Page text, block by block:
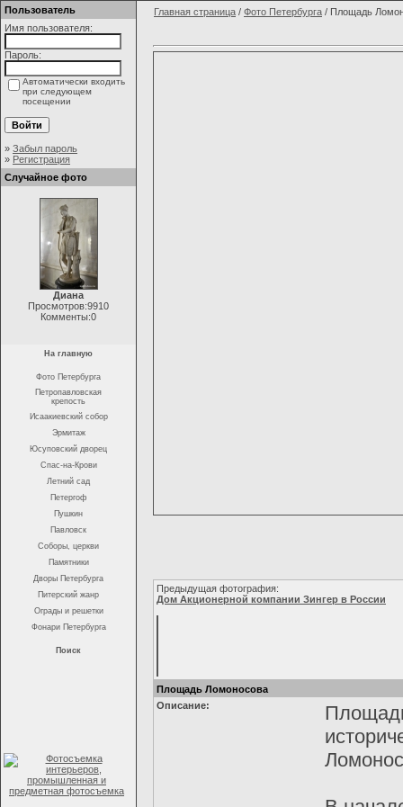
Пользователь
Имя пользователя:
Пароль:
Автоматически входить
при следующем
посещении
» Забыл пароль
» Регистрация
Случайное фото
Диана
Просмотров:9910
Комменты:0
На главную
Фото Петербурга
Петропавловская
крепость
Исаакиевский собор
Эрмитаж
Юсуповский дворец
Спас-на-Крови
Летний сад
Петергоф
Пушкин
Павловск
Соборы, церкви
Памятники
Дворы Петербурга
Питерский жанр
Ограды и решетки
Фонари Петербурга
Поиск
Главная страница / Фото Петербурга / Площадь
Предыдущая фотография:
Дом Акционерной компании Зингер в России
Площадь Ломоносова
Описание: